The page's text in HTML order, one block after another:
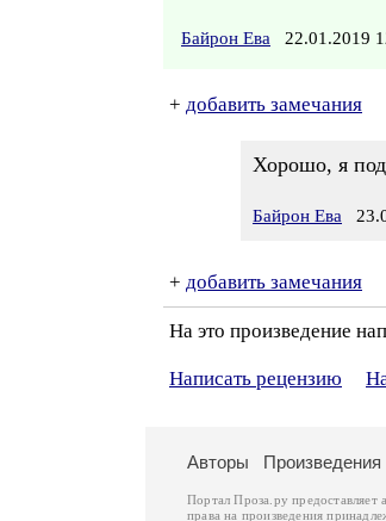
Байрон Ева 22.01.2019
+ добавить замечания
Хорошо, я
Байрон Ева
+ добавить замечания
На это произведение
Написать рецензию
Авторы Произведения
Портал Проза.ру
права на произведения